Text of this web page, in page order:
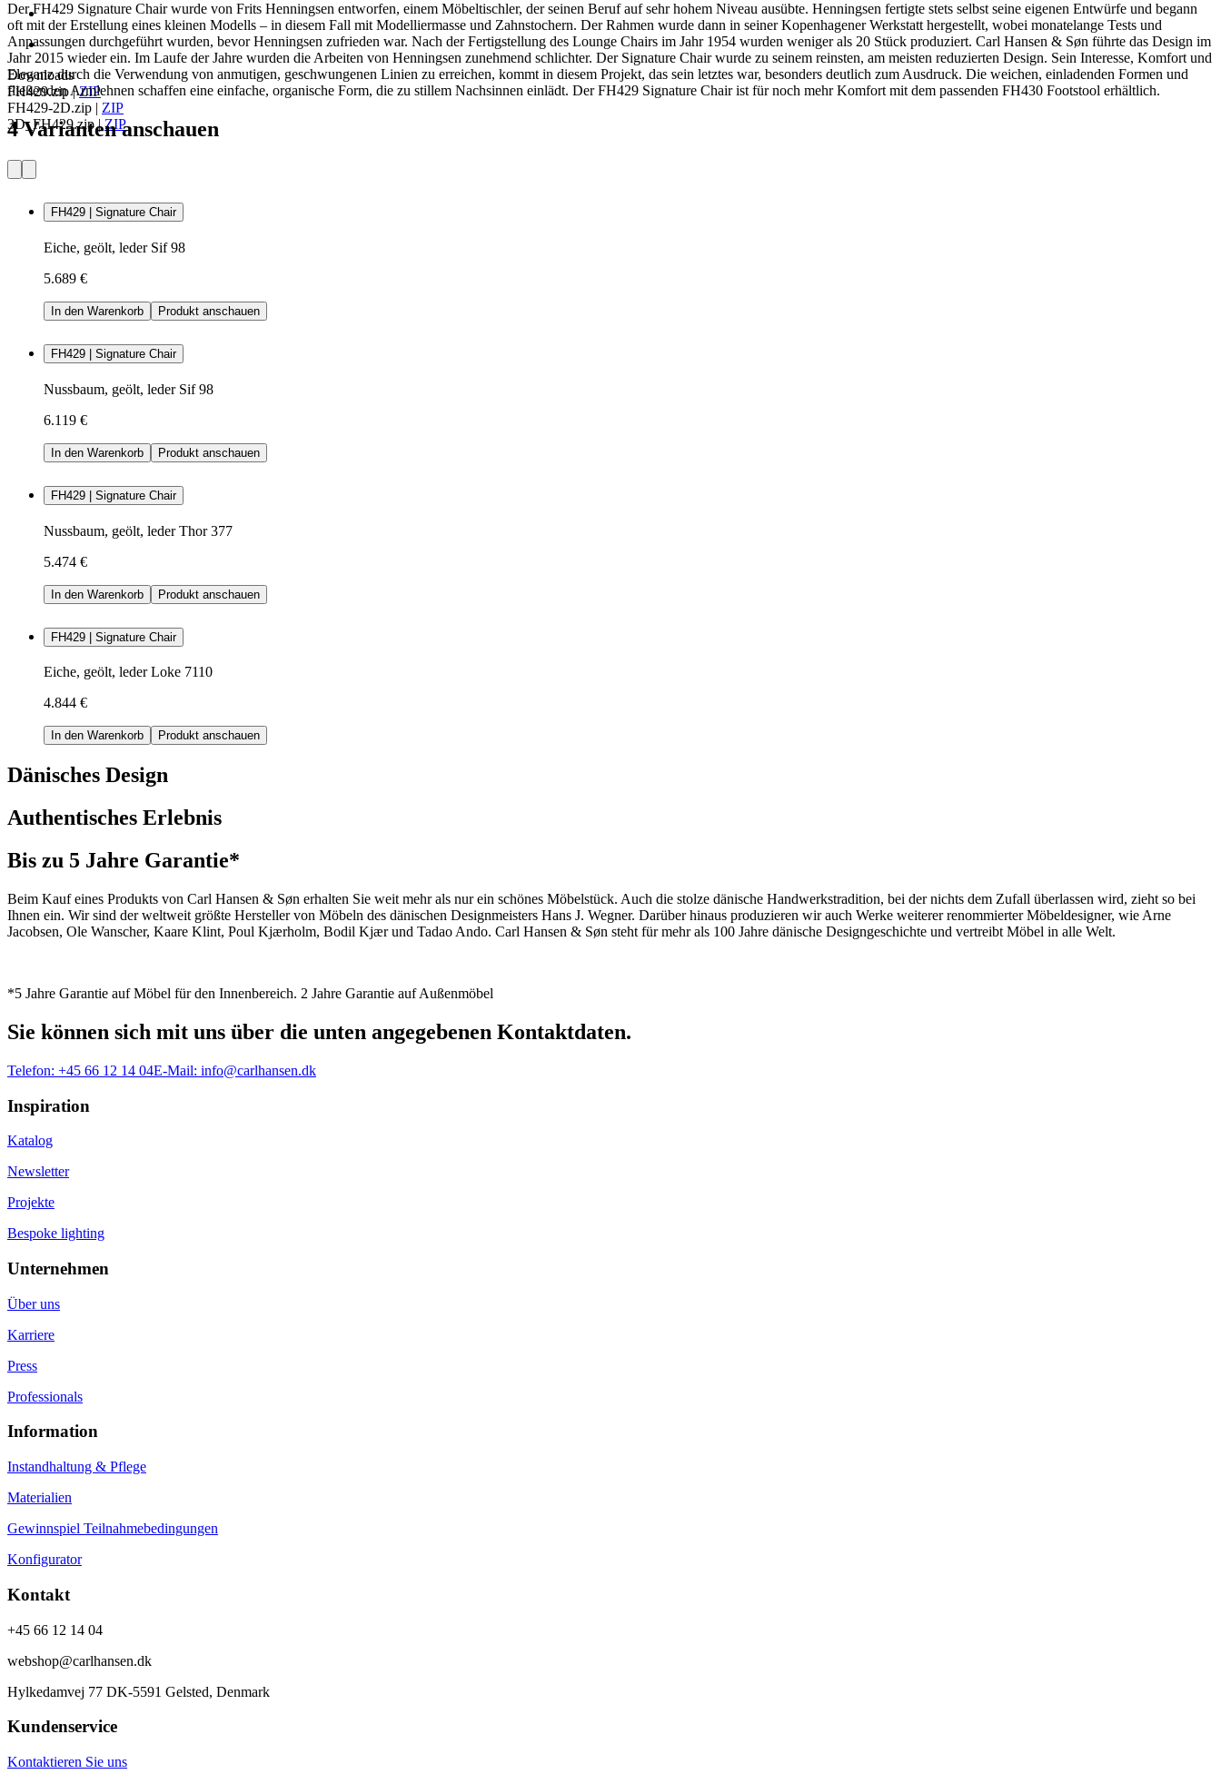
Downloads
FH429.zip|ZIP
FH429-2D.zip | ZIP
3D_FH429.zip|ZIP
Der FH429 Signature Chair wurde von Frits Henningsen entworfen, einem Möbeltischler, der seinen Beruf auf sehr hohem Niveau ausübte. Henningsen fertigte stets selbst seine eigenen Entwürfe und begann
oft mit der Erstellung eines kleinen Modells – in diesem Fall mit Modelliermasse und Zahnstochern. Der Rahmen wurde dann in seiner Kopenhagener Werkstatt hergestellt, wobei monatelange Tests und
Anpassungen durchgeführt wurden, bevor Henningsen zufrieden war. Nach der Fertigstellung des Lounge Chairs im Jahr 1954 wurden weniger als 20 Stück produziert. Carl Hansen & Søn führte das Design im
Jahr 2015 wieder ein. Im Laufe der Jahre wurden die Arbeiten von Henningsen zunehmend schlichter. Der Signature Chair wurde zu seinem reinsten, am meisten reduzierten Design. Sein Interesse, Komfort und
Eleganz durch die Verwendung von anmutigen, geschwungenen Linien zu erreichen, kommt in diesem Projekt, das sein letztes war, besonders deutlich zum Ausdruck. Die weichen, einladenden Formen und
fließenden Armlehnen schaffen eine einfache, organische Form, die zu stillem Nachsinnen einlädt. Der FH429 Signature Chair ist für noch mehr Komfort mit dem passenden FH430 Footstool erhältlich.
4 Varianten anschauen
FH429 | Signature Chair
Eiche, geölt, leder Sif 98
5.689 €
In den Warenkorb Produkt anschauen
FH429 | Signature Chair
Nussbaum, geölt, leder Sif 98
6.119 €
In den Warenkorb Produkt anschauen
FH429 | Signature Chair
Nussbaum, geölt, leder Thor 377
5.474 €
In den Warenkorb Produkt anschauen
FH429 | Signature Chair
Eiche, geölt, leder Loke 7110
4.844 €
In den Warenkorb Produkt anschauen
Dänisches Design
Authentisches Erlebnis
Bis zu 5 Jahre Garantie*
Beim Kauf eines Produkts von Carl Hansen & Søn erhalten Sie weit mehr als nur ein schönes Möbelstück. Auch die stolze dänische Handwerkstradition, bei der nichts dem Zufall überlassen wird, zieht so bei
Ihnen ein. Wir sind der weltweit größte Hersteller von Möbeln des dänischen Designmeisters Hans J. Wegner. Darüber hinaus produzieren wir auch Werke weiterer renommierter Möbeldesigner, wie Arne
Jacobsen, Ole Wanscher, Kaare Klint, Poul Kjærholm, Bodil Kjær und Tadao Ando. Carl Hansen & Søn steht für mehr als 100 Jahre dänische Designgeschichte und vertreibt Möbel in alle Welt.
*5 Jahre Garantie auf Möbel für den Innenbereich. 2 Jahre Garantie auf Außenmöbel
Sie können sich mit uns über die unten angegebenen Kontaktdaten.
Telefon: +45 66 12 14 04E-Mail: info@carlhansen.dk
Inspiration
Katalog
Newsletter
Projekte
Bespoke lighting
Unternehmen
Über uns
Karriere
Press
Professionals
Information
Instandhaltung & Pflege
Materialien
Gewinnspiel Teilnahmebedingungen
Konfigurator
Kontakt
+45 66 12 14 04
webshop@carlhansen.dk
Hylkedamvej 77 DK-5591 Gelsted, Denmark
Kundenservice
Kontaktieren Sie uns